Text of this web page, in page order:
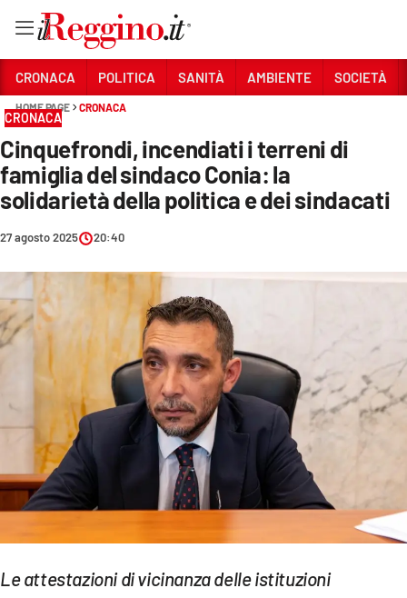
Sezioni
CRONACA
POLITICA
SANITÀ
AMBIENTE
SOCIETÀ
CULTURA
ECONOMIA E LAVORO
EVENTI
SPORT
LAC NETWORK
CRONACA POLITICA SANITÀ AMBIENTE SOCIETÀ
HOME PAGE CRONACA
CRONACA
Cinquefrondi, incendiati i terreni di
famiglia del sindaco Conia: la
solidarietà della politica e dei sindacati
27 agosto 2025 20:40
Le attestazioni di vicinanza delle istituzioni